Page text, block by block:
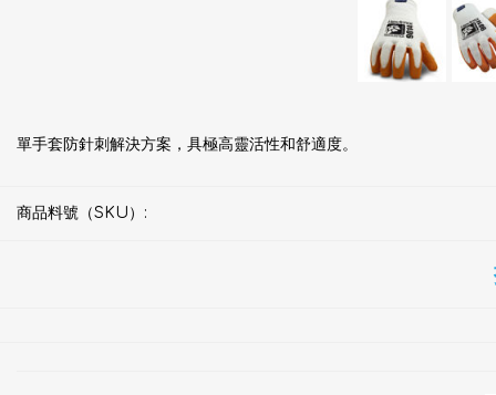
單手套防針刺解決方案，具極高靈活性和舒適度。
商品料號（SKU）: